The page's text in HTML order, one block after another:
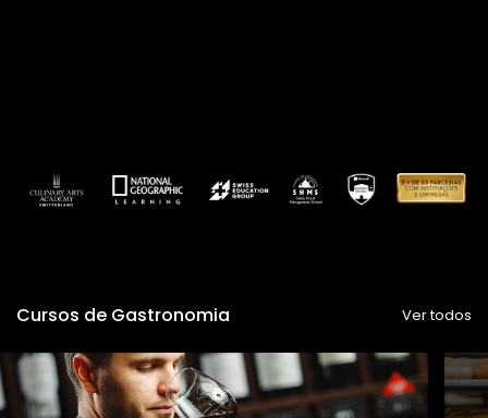
Cursos de Gastronomia Ver todos